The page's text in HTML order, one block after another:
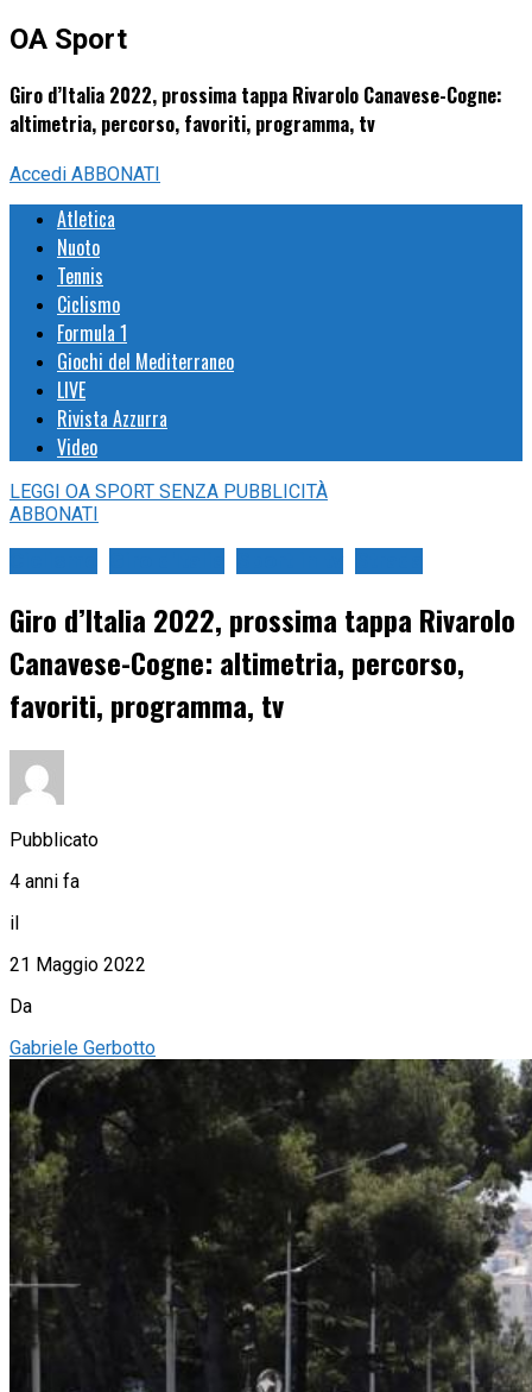
OA Sport
Giro d’Italia 2022, prossima tappa Rivarolo Canavese-Cogne:
altimetria, percorso, favoriti, programma, tv
Accedi ABBONATI
Atletica
Nuoto
Tennis
Ciclismo
Formula 1
Giochi del Mediterraneo
LIVE
Rivista Azzurra
Video
LEGGI OA SPORT SENZA PUBBLICITÀ
ABBONATI
Giro d’Italia 2022, prossima tappa Rivarolo
Canavese-Cogne: altimetria, percorso,
favoriti, programma, tv
Pubblicato
4 anni fa
il
21 Maggio 2022
Da
Gabriele Gerbotto